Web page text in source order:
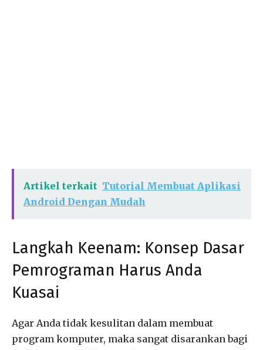
Artikel terkait Tutorial Membuat Aplikasi
Android Dengan Mudah
Langkah Keenam: Konsep Dasar
Pemrograman Harus Anda
Kuasai
Agar Anda tidak kesulitan dalam membuat
program komputer, maka sangat disarankan bagi